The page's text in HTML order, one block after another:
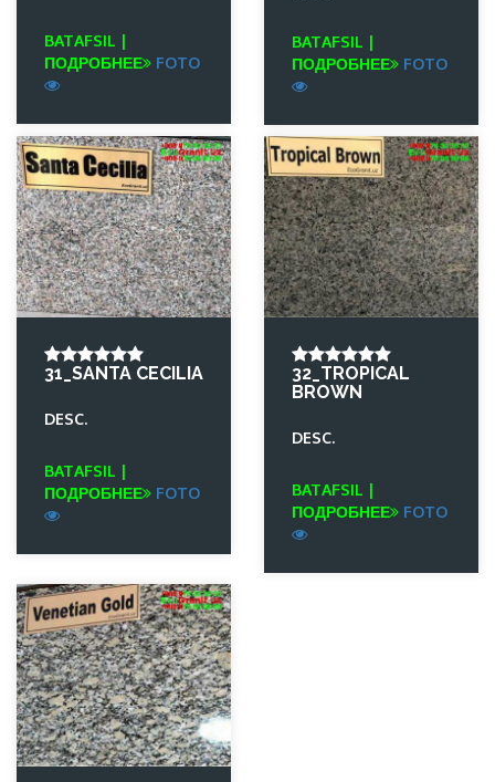
BATAFSIL |
ПОДРОБНЕЕ
FOTO
BATAFSIL |
ПОДРОБНЕЕ
FOTO
31_SANTA CECILIA
DESC.
BATAFSIL |
ПОДРОБНЕЕ
FOTO
32_TROPICAL
BROWN
DESC.
BATAFSIL |
ПОДРОБНЕЕ
FOTO